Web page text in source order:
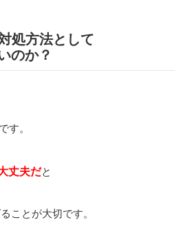
処方法として
のか？
です。
丈夫だと
ことが大切です。